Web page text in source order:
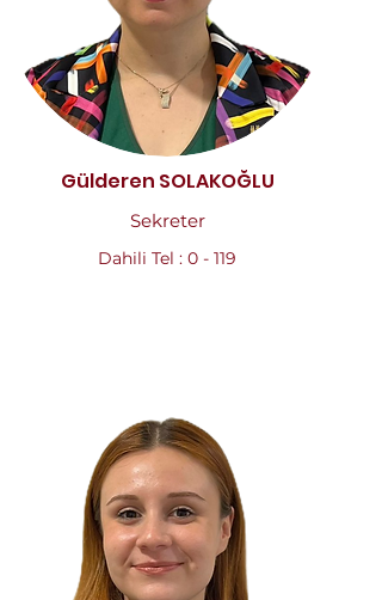
Gülderen SOLAKOĞLU
Sekreter
Dahili Tel : 0 - 119